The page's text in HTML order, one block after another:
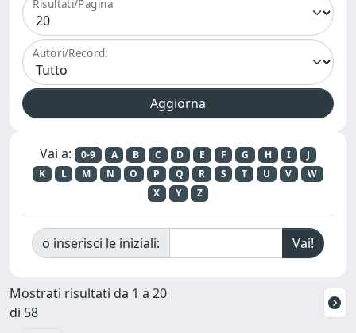
Risultati/Pagina
Autori/Record:
Vai a: 0-9 A B C D E F G H I
J
K
L M N O P Q R S T U V
W
X
Y Z
o inserisci le iniziali:
Mostrati risultati da 1 a 20
di 58